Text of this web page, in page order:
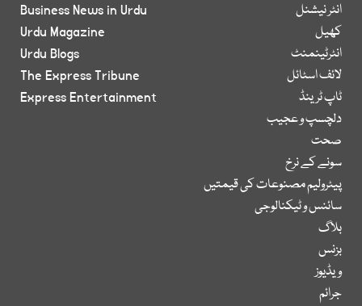
انٹر نیشنل
کھیل
انٹرٹینمنٹ
لائف اسٹائل
ٹاپ ٹرینڈ
دلچسپ و عجیب
صحت
سونے کے نرخ
پیٹرولیم مصنوعات کی قیمتیں
سائنس و ٹیکنالوجی
بلاگ
بزنس
ویڈیوز
جرائم
Business News in Urdu
Urdu Magazine
Urdu Blogs
The Express Tribune
Express Entertainment